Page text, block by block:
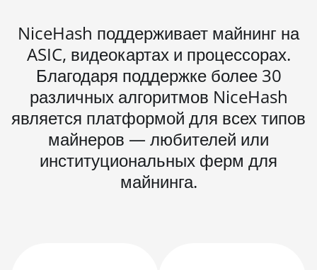
BITMAIN AntMiner S19
XP+ Hyd (279Th)
BITMAIN AntMiner S19j
Pro (100Th)
BITMAIN AntMiner S19j
Pro (104Th)
BITMAIN AntMiner S19j
NiceHash поддерживает майнинг на
ASIC, видеокартах и процессорах.
Благодаря поддержке более 30
различных алгоритмов NiceHash
является платформой для всех типов
майнеров — любителей или
институциональных ферм для
майнинга.